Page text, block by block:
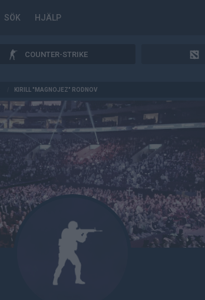
SÖK HJÄLP
COUNTER-STRIKE
KIRILL "MAGNOJEZ" RODNOV